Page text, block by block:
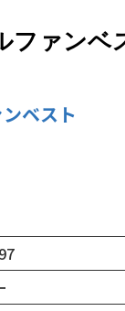
ファンベ
ベスト